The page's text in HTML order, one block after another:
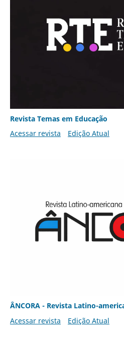
Revista Temas em Educação
Acessar revista
Edição Atual
ÂNCORA - Revista Latino-
Acessar revista
Edição Atual